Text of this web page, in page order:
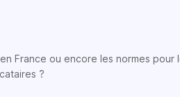
France ou encore les normes
?